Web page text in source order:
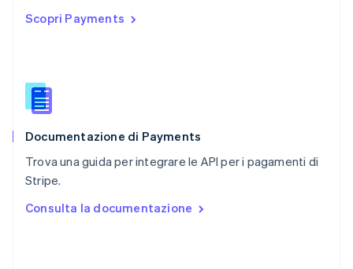
Scopri Payments
Documentazione di Payments
Trova una guida per integrare le API per i pagamenti di
Stripe.
Consulta la documentazione
English
English
Slovacchia
Slovenia
Spagna
Español
English Español简体中文